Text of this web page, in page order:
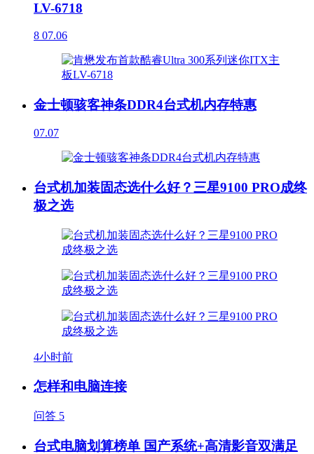
LV-6718
8 07.06
金士顿骇客神条DDR4台式机内存特惠
07.07
台式机加装固态选什么好？三星9100 PRO成终
极之选
4小时前
怎样和电脑连接
问答 5
台式电脑划算榜单 国产系统+高清影音双满足